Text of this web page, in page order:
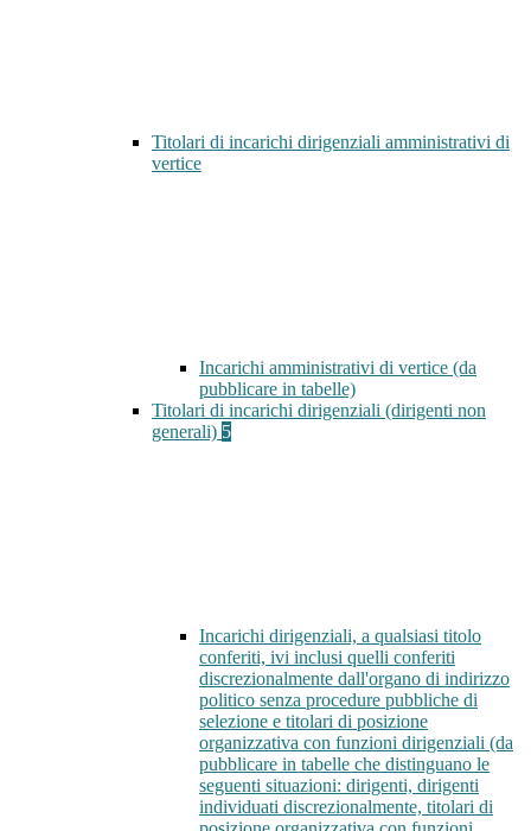
Titolari di incarichi dirigenziali amministrativi di
vertice
Incarichi amministrativi di vertice (da
pubblicare in tabelle)
Titolari di incarichi dirigenziali (dirigenti non
generali) 5
Incarichi dirigenziali, a qualsiasi titolo
conferiti, ivi inclusi quelli conferiti
discrezionalmente dall'organo di indirizzo
politico senza procedure pubbliche di
selezione e titolari di posizione
organizzativa con funzioni dirigenziali (da
pubblicare in tabelle che distinguano le
seguenti situazioni: dirigenti, dirigenti
individuati discrezionalmente, titolari di